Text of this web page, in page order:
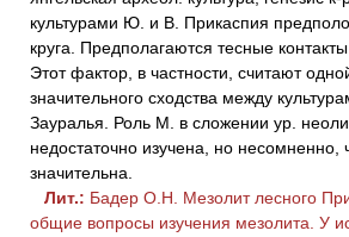
культурами Ю. и В. Прикаспия
круга. Предполагаются тесные
Этот фактор, в частности, считают
значительного сходства между
Зауралья. Роль М. в сложении ур.
недостаточно изучена, но несомненно,
значительна.
Лит.: Бадер О.Н. Мезолит лесного
общие вопросы изучения мезолита. У